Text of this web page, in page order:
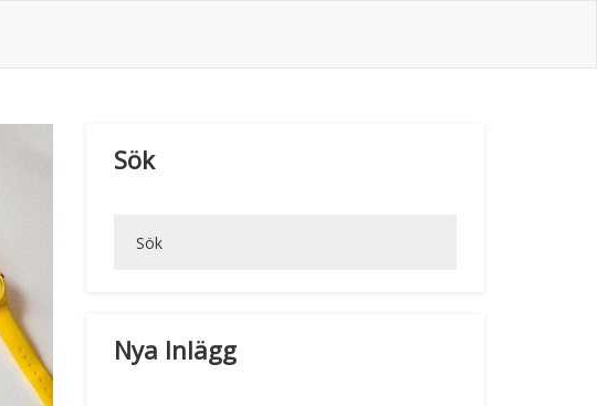
Sök
Nya Inlägg